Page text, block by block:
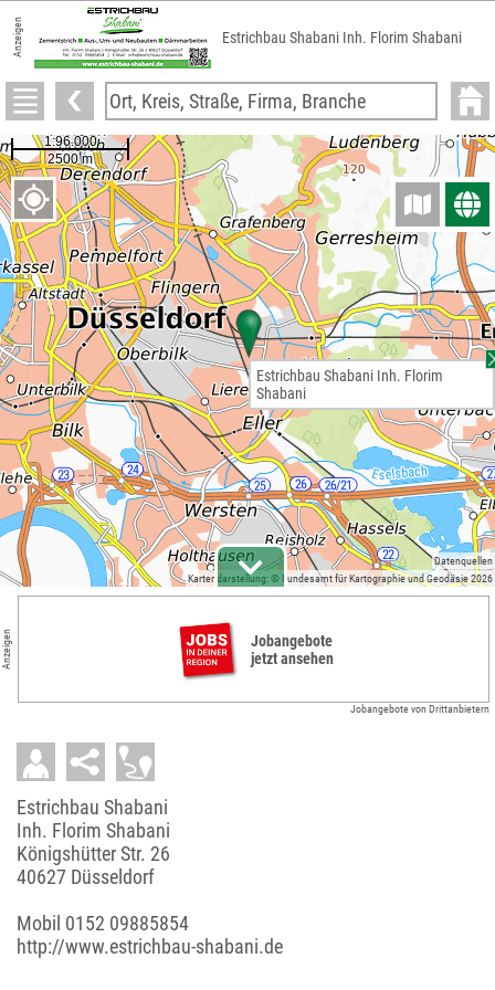
Anzeigen Estrichbau Shabani Inh. Florim Shabani
Kartendarstellung: © Bundesamt für Kartographie und Geodäsie 2026
Datenquellen
Estrichbau Shabani Inh. Florim
Shabani
Anzeigen
Jobangebote
jetzt ansehen
Jobangebote von Drittanbietern
Estrichbau Shabani
Inh. Florim Shabani
Königshütter Str. 26
40627 Düsseldorf
Mobil 0152 09885854
http://www.estrichbau-shabani.de